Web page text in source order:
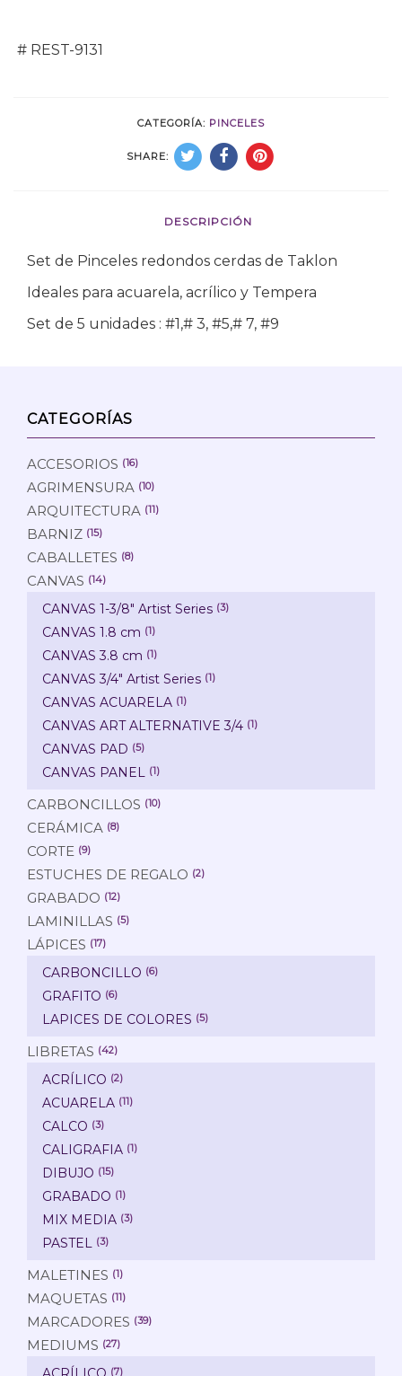
# REST-9131
CATEGORÍA: PINCELES
SHARE:
DESCRIPCIÓN
Set de Pinceles redondos cerdas de Taklon
Ideales para acuarela, acrílico y Tempera
Set de 5 unidades : #1,# 3, #5,# 7, #9
CATEGORÍAS
ACCESORIOS (16)
AGRIMENSURA (10)
ARQUITECTURA (11)
BARNIZ (15)
CABALLETES (8)
CANVAS (14)
CANVAS 1-3/8" Artist Series (3)
CANVAS 1.8 cm (1)
CANVAS 3.8 cm (1)
CANVAS 3/4" Artist Series (1)
CANVAS ACUARELA (1)
CANVAS ART ALTERNATIVE 3/4 (1)
CANVAS PAD (5)
CANVAS PANEL (1)
CARBONCILLOS (10)
CERÁMICA (8)
CORTE (9)
ESTUCHES DE REGALO (2)
GRABADO (12)
LAMINILLAS (5)
LÁPICES (17)
CARBONCILLO (6)
GRAFITO (6)
LAPICES DE COLORES (5)
LIBRETAS (42)
ACRÍLICO (2)
ACUARELA (11)
CALCO (3)
CALIGRAFIA (1)
DIBUJO (15)
GRABADO (1)
MIX MEDIA (3)
PASTEL (3)
MALETINES (1)
MAQUETAS (11)
MARCADORES (39)
MEDIUMS (27)
(7)